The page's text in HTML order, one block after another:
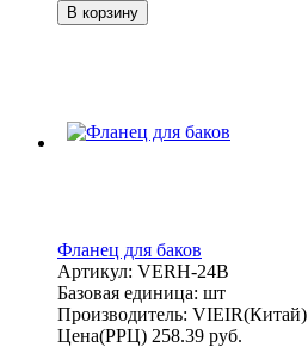
В корзину
Фланец для баков
Артикул: VERH-24B
Базовая единица: шт
Производитель: VIEIR(Китай)
Цена(РРЦ) 258.39 руб.